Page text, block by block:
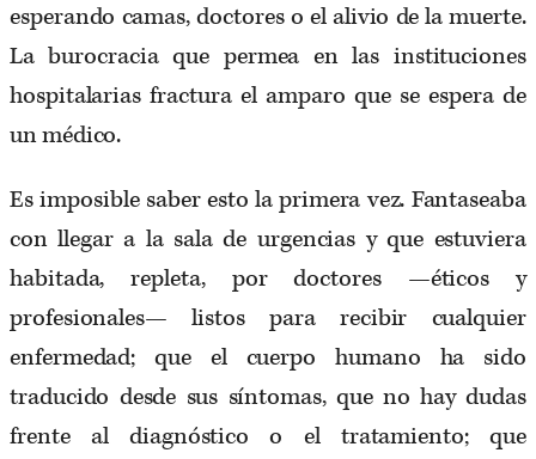
esperando camas, doctores o el alivio de la muerte.
La burocracia que permea en las instituciones
hospitalarias fractura el amparo que se espera de
un médico.
Es imposible saber esto la primera vez. Fantaseaba
con llegar a la sala de urgencias y que estuviera
habitada, repleta, por doctores —éticos y
profesionales— listos para recibir cualquier
enfermedad; que el cuerpo humano ha sido
traducido desde sus síntomas, que no hay dudas
frente al diagnóstico o el tratamiento; que